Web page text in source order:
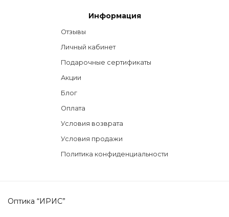
Информация
Отзывы
Личный кабинет
Подарочные сертификаты
Акции
Блог
Оплата
Условия возврата
Условия продажи
Политика конфиденциальности
Оптика “ИРИС”